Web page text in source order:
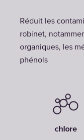
Réduit les
robinet,
organiques, les
phénols
chlore